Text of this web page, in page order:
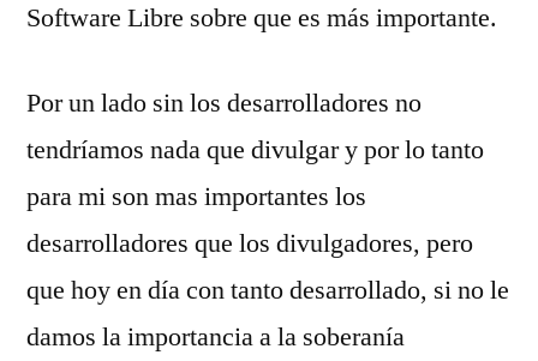
Software Libre sobre que es más importante.
Por un lado sin los desarrolladores no
tendríamos nada que divulgar y por lo tanto
para mi son mas importantes los
desarrolladores que los divulgadores, pero
que hoy en día con tanto desarrollado, si no le
damos la importancia a la soberanía